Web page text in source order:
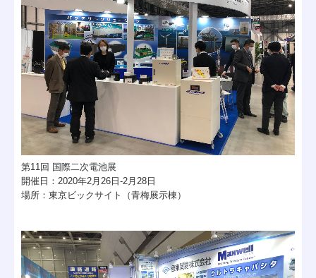
第11 回 国際二次電池展
開催日： 2020年2 月 26日-2 月 28日
場所：東京ビックサイト（青梅展示棟）